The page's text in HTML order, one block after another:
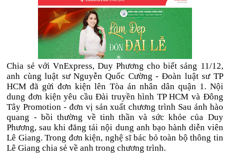
Chia sẻ với VnExpress, Duy Phương cho biết sáng 11/12,
anh cùng luật sư Nguyễn Quốc Cường - Đoàn luật sư TP
HCM đã gửi đơn kiện lên Tòa án nhân dân quận 1. Nội
dung đơn kiện yêu cầu Đài truyền hình TP HCM và Đông
Tây Promotion - đơn vị sản xuất chương trình Sau ánh hào
quang - bồi thường về tinh thần và sức khỏe của Duy
Phương, sau khi đăng tải nội dung anh bạo hành diễn viên
Lê Giang. Trong đơn kiện, nghệ sĩ bác bỏ toàn bộ thông tin
Lê Giang chia sẻ về anh trong chương trình.